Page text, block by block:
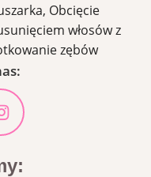
Obcięcie
włosów z
zębów